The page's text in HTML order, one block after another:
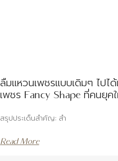
ลืมแหวนเพชรแบบเดิมๆ ไปได้
เพชร Fancy Shape ที่คนยุค
สรุปประเด็นสำคัญ: สำ
Read More